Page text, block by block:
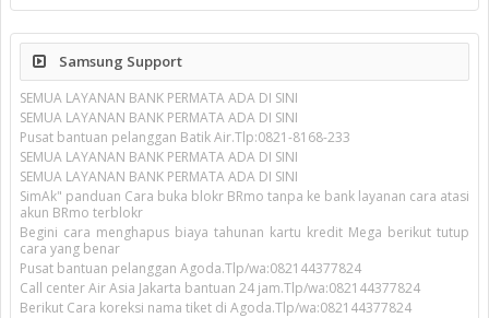
Samsung Support
SEMUA LAYANAN BANK PERMATA ADA DI SINI
SEMUA LAYANAN BANK PERMATA ADA DI SINI
Pusat bantuan pelanggan Batik Air.Tlp:0821-8168-233
SEMUA LAYANAN BANK PERMATA ADA DI SINI
SEMUA LAYANAN BANK PERMATA ADA DI SINI
SimAk" panduan Cara buka blokr BRmo tanpa ke bank layanan cara atasi
akun BRmo terblokr
Begini cara menghapus biaya tahunan kartu kredit Mega berikut tutup
cara yang benar
Pusat bantuan pelanggan Agoda.Tlp/wa:082144377824
Call center Air Asia Jakarta bantuan 24 jam.Tlp/wa:082144377824
Berikut Cara koreksi nama tiket di Agoda.Tlp/wa:082144377824